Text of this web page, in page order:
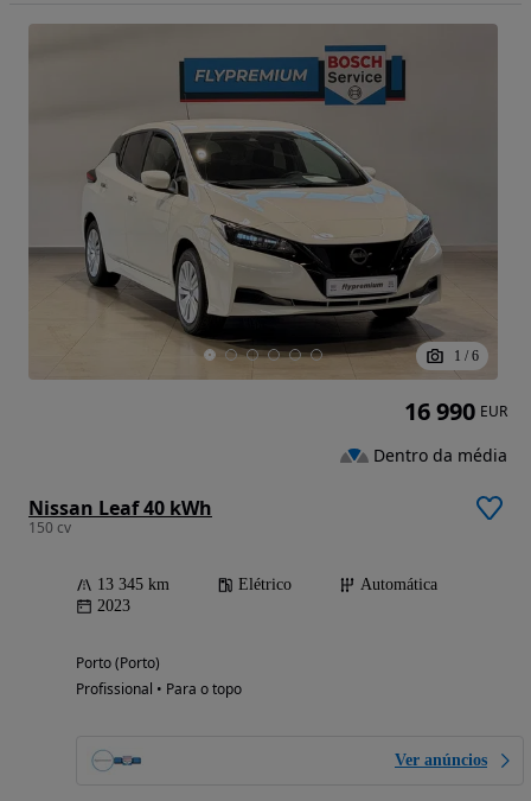
1 / 6
Nissan Leaf 40 kWh
150 cv
13 345 km Elétrico
Automática
2023
Porto (Porto)
Profissional • Para o topo
Ver anúncios
16 990 EUR
Dentro da média